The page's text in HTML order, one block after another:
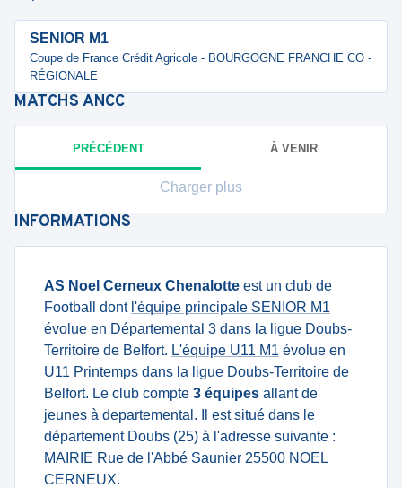
SENIOR M1
Coupe de France Crédit Agricole - BOURGOGNE FRANCHE CO -
RÉGIONALE
MATCHS ANCC
PRÉCÉDENT À VENIR
Charger plus
INFORMATIONS
AS Noel Cerneux Chenalotte est un club de
Football dont l'équipe principale SENIOR M1
évolue en Départemental 3 dans la ligue Doubs-
Territoire de Belfort. L'équipe U11 M1 évolue en
U11 Printemps dans la ligue Doubs-Territoire de
Belfort. Le club compte 3 équipes allant de
jeunes à departemental. Il est situé dans le
département Doubs (25) à l'adresse suivante :
MAIRIE Rue de l'Abbé Saunier 25500 NOEL
CERNEUX.